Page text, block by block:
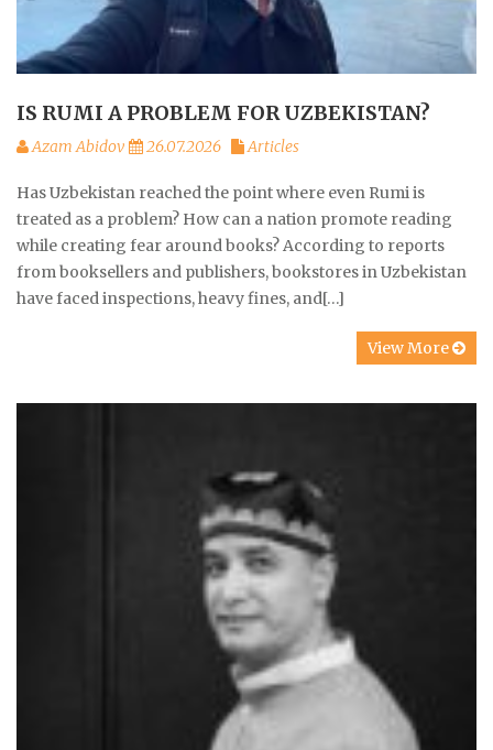
IS RUMI A PROBLEM FOR UZBEKISTAN?
Azam Abidov 26.07.2026 Articles
Has Uzbekistan reached the point where even Rumi is
treated as a problem? How can a nation promote reading
while creating fear around books? According to reports
from booksellers and publishers, bookstores in Uzbekistan
have faced inspections, heavy fines, and[…]
View More